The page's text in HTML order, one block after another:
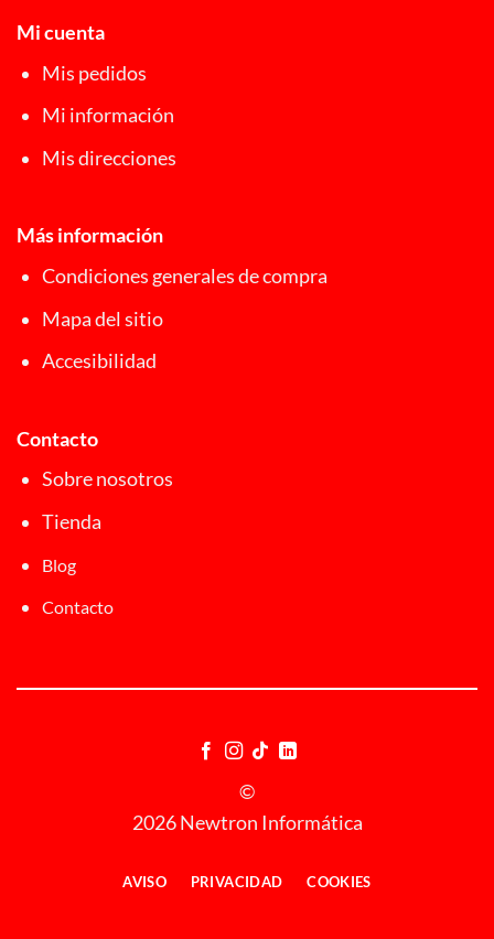
Mi cuenta
Mis pedidos
Mi información
Mis direcciones
Más información
Condiciones generales de compra
Mapa del sitio
Accesibilidad
Contacto
Sobre nosotros
Tienda
Blog
Contacto
©
2026 Newtron Informática
AVISO PRIVACIDAD COOKIES